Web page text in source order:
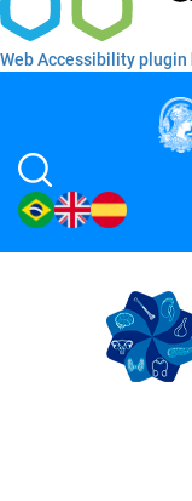
Web Accessibility plugin